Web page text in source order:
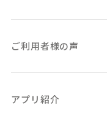
ご利用者様の声
アプリ紹介